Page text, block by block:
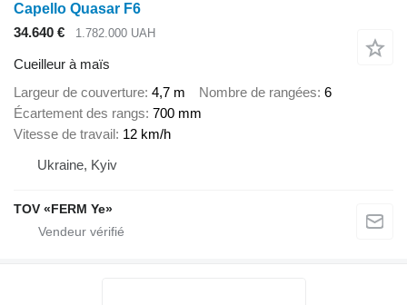
Capello Quasar F6
34.640 €
1.782.000 UAH
Cueilleur à maïs
Largeur de couverture 4,7 m Nombre de rangées 6
Écartement des rangs 700 mm
Vitesse de travail 12 km/h
Ukraine, Kyiv
TOV «FERM Ye»